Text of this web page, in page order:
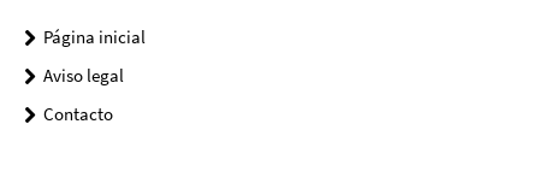
Página inicial
Aviso legal
Contacto